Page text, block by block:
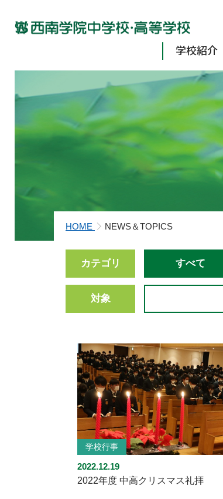
学校紹介
HOME NEWS＆TOPICS
カテゴリ すべて
対象
学校行事
2022.12.19
2022年度 中高クリスマス礼拝